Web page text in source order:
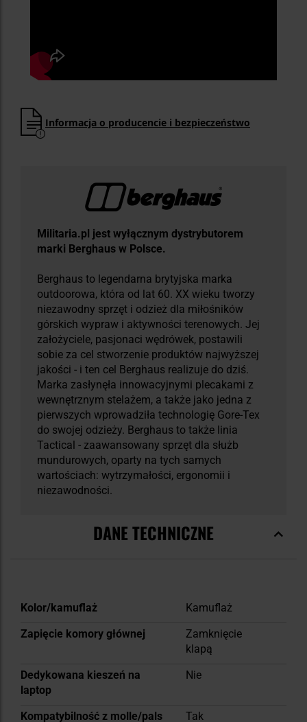
Informacja o producencie i bezpieczeństwo
Militaria.pl jest wyłącznym dystrybutorem
marki Berghaus w Polsce.
Berghaus to legendarna brytyjska marka
outdoorowa, która od lat 60. XX wieku tworzy
niezawodny sprzęt i odzież dla miłośników
górskich wypraw i aktywności terenowych. Jej
założyciele, pasjonaci wędrówek, postawili
sobie za cel stworzenie produktów najwyższej
jakości - i ten cel Berghaus realizuje do dziś.
Marka zasłynęła innowacyjnymi plecakami z
wewnętrznym stelażem, a także jako jedna z
pierwszych wprowadziła technologię Gore-Tex
do swojej odzieży. Berghaus to także linia
Tactical - zaawansowany sprzęt dla służb
mundurowych, oparty na tych samych
wartościach: wytrzymałości, ergonomii i
niezawodności.
DANE TECHNICZNE
Więcej
Kolor/kamuflaż
Kamuflaż
Zapięcie komory głównej
Zamknięcie
klapą
Dedykowana kieszeń na
laptop
Nie
Kompatybilność z molle/pals Tak